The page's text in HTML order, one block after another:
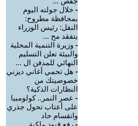
- خلال جولته اليوم
بمحافظة مطروح:
النقل: رئيس الوزراء
يتفقد مح ...
- وزيرة التنمية المحلية
والبيئة تعلن التسليم
النهائي للمدفن ال ...
- هل تحمي أغاني ديزني
خصوصيتك من
النظارات الذكية؟
- عصر النمر.. كولومبيا
على أعتاب تحول جذري
وانقسام حاد
- رفع قيود ملكية